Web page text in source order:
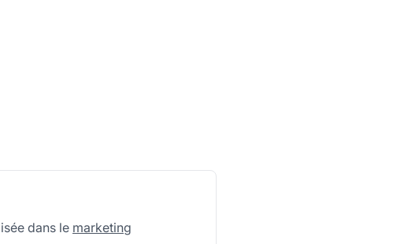
dans le marketing